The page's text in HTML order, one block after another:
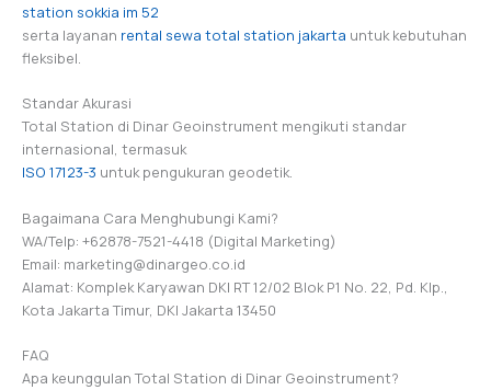
station sokkia im 52
serta layanan rental sewa total station jakarta untuk kebutuhan
fleksibel.
Standar Akurasi
Total Station di Dinar Geoinstrument mengikuti standar
internasional, termasuk
ISO 17123-3 untuk pengukuran geodetik.
Bagaimana Cara Menghubungi Kami?
WA/Telp: +62878-7521-4418 (Digital Marketing)
Email: marketing@dinargeo.co.id
Alamat: Komplek Karyawan DKI RT 12/02 Blok P1 No. 22, Pd. Klp.,
Kota Jakarta Timur, DKI Jakarta 13450
FAQ
Apa keunggulan Total Station di Dinar Geoinstrument?